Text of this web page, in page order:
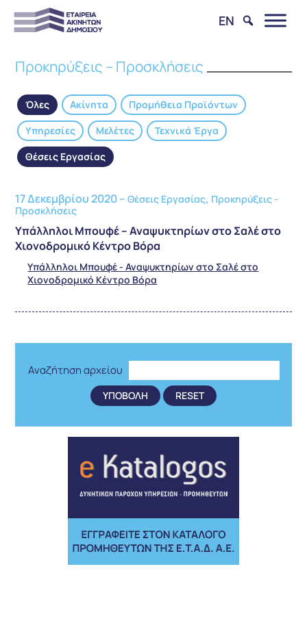
EN
Προκηρύξεις – Προσκλήσεις
Όλες Ακίνητα
Προμήθεια Προϊόντων
Υπηρεσίες
Μελέτες
Τεχνικά Έργα
Θέσεις Εργασίας
17 Δεκεμβρίου 2020 –Θέσεις Εργασίας, Προκηρύξεις -
Προσκλήσεις
Υπάλληλοι Μπουφέ – Αναψυκτηρίων στο Σαλέ στο
Χιονοδρομικό Κέντρο Βόρα
Υπάλληλοι Μπουφέ - Αναψυκτηρίων στο Σαλέ στο
Χιονοδρομικό Κέντρο Βόρα
Αναζήτηση αρχείου